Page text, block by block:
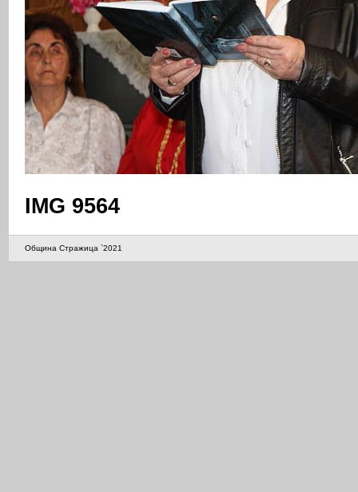
IMG 9564
Община Стражица `2021